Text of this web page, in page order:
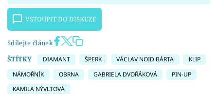
VSTOUPIT DO DISKUZE
Sdílejte článek
ŠTÍTKY
DIAMANT ŠPERK VÁCLAV NOID BÁRTA
KLIP
NÁMOŘNÍK
OBRNA GABRIELA DVOŘÁKOVÁ
PIN-UP
KAMILA NÝVLTOVÁ